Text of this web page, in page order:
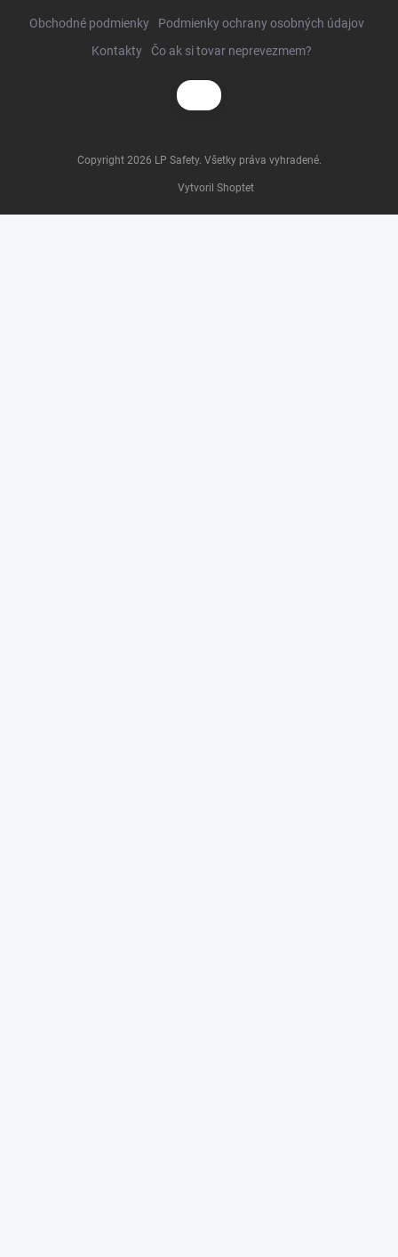
Obchodné podmienky
Podmienky ochrany osobných údajov
Kontakty
Čo ak si tovar neprevezmem?
Vytvoril Shoptet
Copyright 2026 LP Safety. Všetky práva vyhradené.